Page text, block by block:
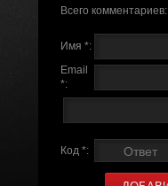
Всего комментариев:
Имя *:
Email
*:
Код *: